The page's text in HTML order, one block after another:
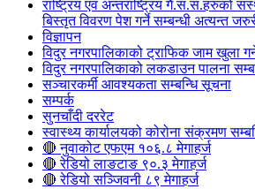
राष्ट्रिय एवं अन्तराष्ट्रिय गै.स.स.हरुको
बिस्तृत विवरण पेश गर्ने सम्बन्धी अत्यन्त
विज्ञापन
विदुर नगरपालिकाको ट्राफिक जाम खुला
विदुर नगरपालिकाको लकडाउन पालना
सञ्चारकर्मी आवश्यकता सम्बन्धि सूचना
सम्पर्क
सुनचाँदी दररेट
स्वास्थ्य कार्यालयको कोरोना संक्रमण
🔴 नुवाकोट एफएम १०६.८ मेगाहर्ज
🔴 रेडियो लाङटाङ ९०.३ मेगाहर्ज
🔴 रेडियो सञ्जिवनी ८९ मेगाहर्ज